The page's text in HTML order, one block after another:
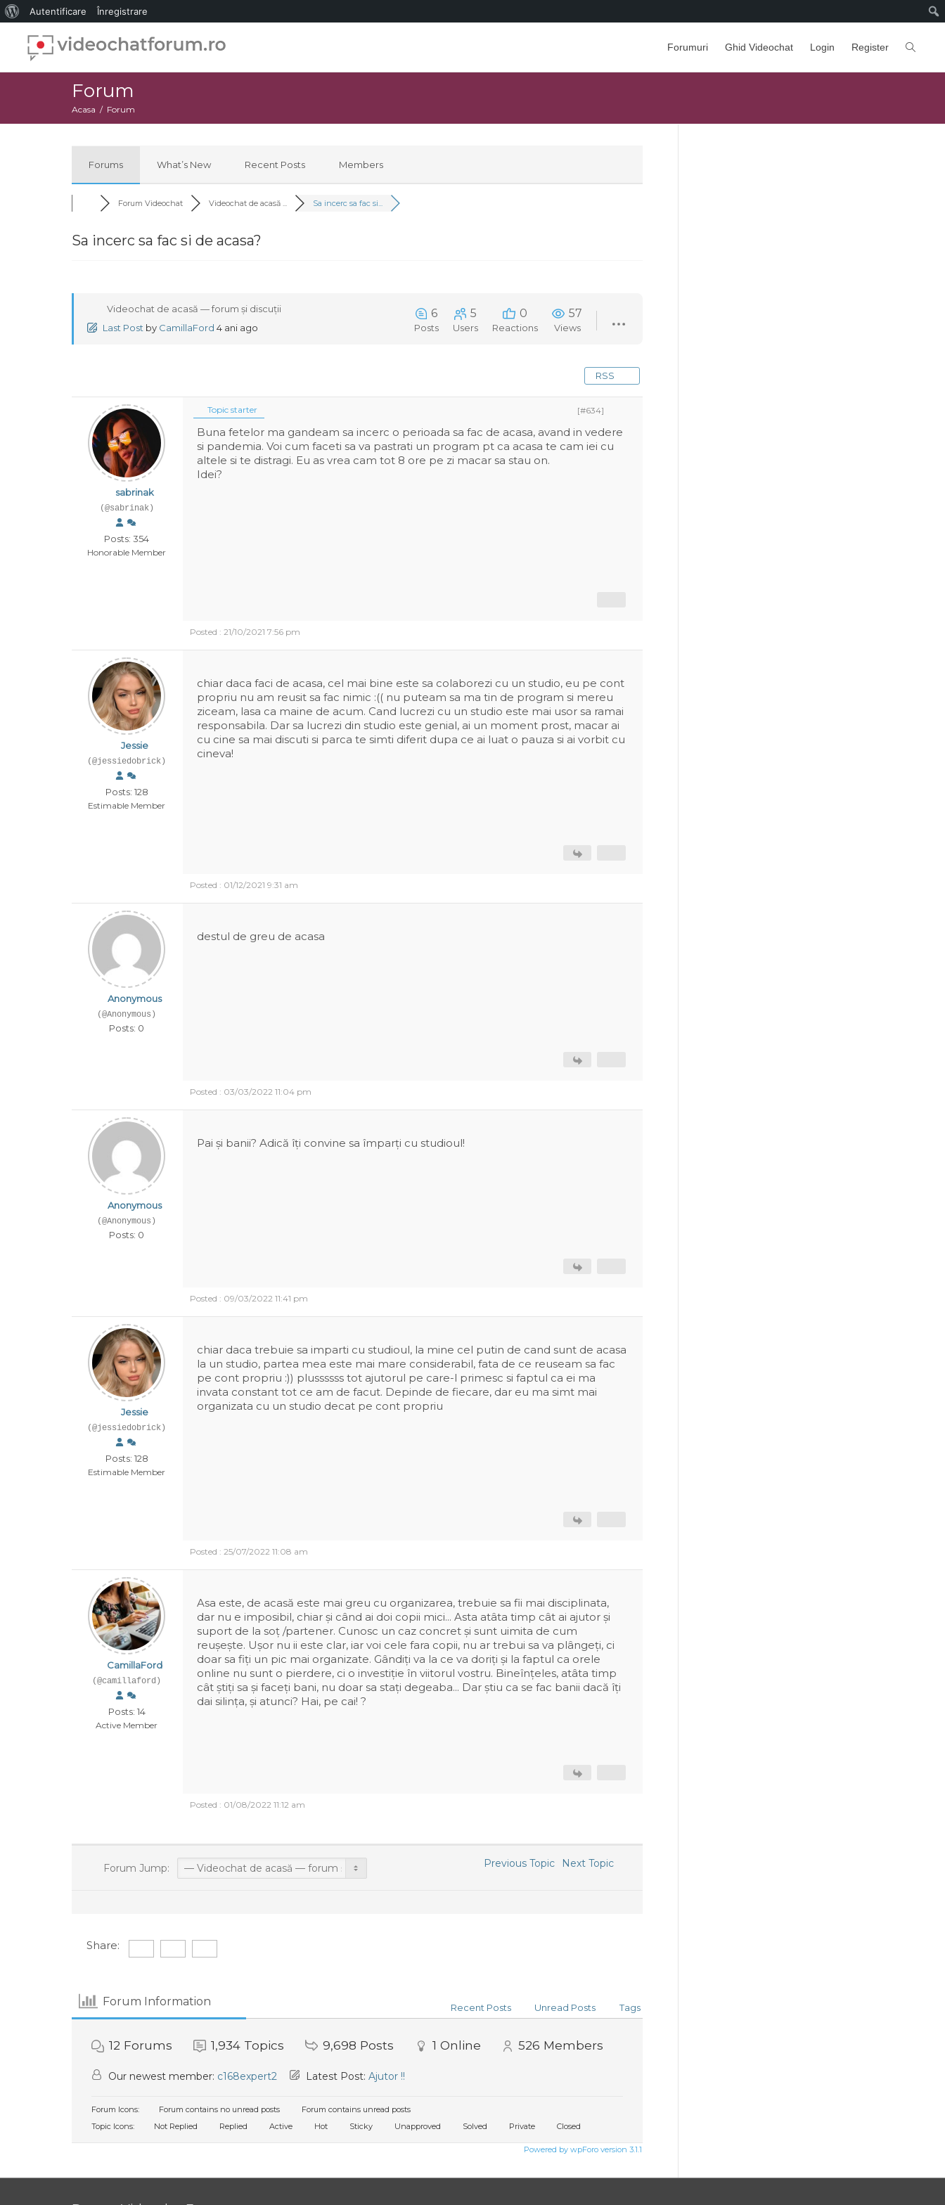
Despre
WordPress
Autentificare Înregistrare
Forumuri Ghid Videochat Login Register
Forum
Acasa Forum
Forums What’s New Recent Posts Members
Forum Videochat Videochat de acasă ... Sa incerc sa fac si...
Sa incerc sa fac si de acasa?
Videochat de acasă — forum și discuții
Last Post by CamillaFord 4 ani ago
6
Posts
5
Users
0
Reactions
57
Views
RSS
sabrinak
(@sabrinak)
Posts: 354
Honorable Member
Topic starter [#634]
Buna fetelor ma gandeam sa incerc o perioada sa fac de acasa, avand in vedere
si pandemia. Voi cum faceti sa va pastrati un program pt ca acasa te cam iei cu
altele si te distragi. Eu as vrea cam tot 8 ore pe zi macar sa stau on.
Idei?
Posted : 21/10/2021 7:56 pm
Jessie
(@jessiedobrick)
Posts: 128
Estimable Member
chiar daca faci de acasa, cel mai bine este sa colaborezi cu un studio, eu pe cont
propriu nu am reusit sa fac nimic :(( nu puteam sa ma tin de program si mereu
ziceam, lasa ca maine de acum. Cand lucrezi cu un studio este mai usor sa ramai
responsabila. Dar sa lucrezi din studio este genial, ai un moment prost, macar ai
cu cine sa mai discuti si parca te simti diferit dupa ce ai luat o pauza si ai vorbit cu
cineva!
Posted : 01/12/2021 9:31 am
Anonymous
(@Anonymous)
Posts: 0
destul de greu de acasa
Posted : 03/03/2022 11:04 pm
Anonymous
(@Anonymous)
Posts: 0
Pai și banii? Adică îți convine sa împarți cu studioul!
Posted : 09/03/2022 11:41 pm
Jessie
(@jessiedobrick)
Posts: 128
Estimable Member
chiar daca trebuie sa imparti cu studioul, la mine cel putin de cand sunt de acasa
la un studio, partea mea este mai mare considerabil, fata de ce reuseam sa fac
pe cont propriu :)) plussssss tot ajutorul pe care-l primesc si faptul ca ei ma
invata constant tot ce am de facut. Depinde de fiecare, dar eu ma simt mai
organizata cu un studio decat pe cont propriu
Posted : 25/07/2022 11:08 am
CamillaFord
(@camillaford)
Posts: 14
Active Member
Asa este, de acasă este mai greu cu organizarea, trebuie sa fii mai disciplinata,
dar nu e imposibil, chiar și când ai doi copii mici... Asta atâta timp cât ai ajutor și
suport de la soț /partener. Cunosc un caz concret și sunt uimita de cum
reușește. Ușor nu ii este clar, iar voi cele fara copii, nu ar trebui sa va plângeți, ci
doar sa fiți un pic mai organizate. Gândiți va la ce va doriți și la faptul ca orele
online nu sunt o pierdere, ci o investiție în viitorul vostru. Bineînțeles, atâta timp
cât știți sa și faceți bani, nu doar sa stați degeaba... Dar știu ca se fac banii dacă îți
dai silința, și atunci? Hai, pe cai! ?
Posted : 01/08/2022 11:12 am
Forum Jump: Previous Topic Next Topic
Share:
Forum Information Recent Posts Unread Posts Tags
12 Forums 1,934 Topics 9,698 Posts 1 Online 526 Members
Our newest member: c168expert2 Latest Post: Ajutor !!
Forum Icons: Forum contains no unread posts
Forum contains unread posts
Topic Icons:
Not Replied Replied Active Hot Sticky Unapproved Solved Private Closed
Powered by wpForo version 3.1.1